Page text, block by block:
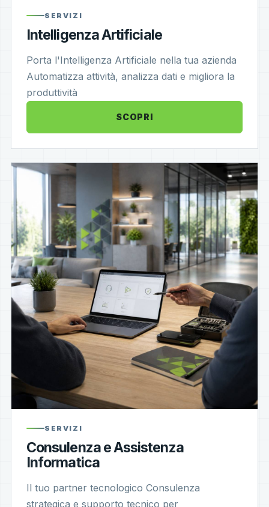
SERVIZI
Intelligenza Artificiale
Porta l'Intelligenza Artificiale nella tua azienda
Automatizza attività, analizza dati e migliora la
produttività
SCOPRI
SERVIZI
Consulenza e Assistenza
Informatica
Il tuo partner tecnologico Consulenza
strategica e supporto tecnico per